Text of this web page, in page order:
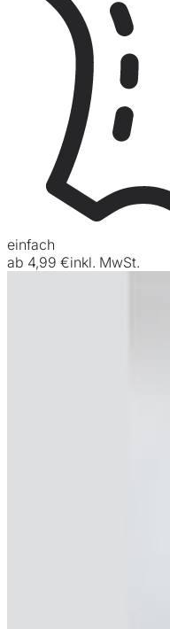
einfach
ab 4,99 €inkl. MwSt.